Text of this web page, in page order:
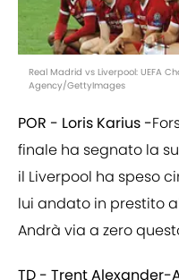
Real Madrid vs Liverpool: UEFA
Agency/GettyImages
POR - Loris Karius -
finale ha segnato la
il Liverpool ha speso
lui andato in prestito
Andrà via a zero
TD - Trent Alexander-